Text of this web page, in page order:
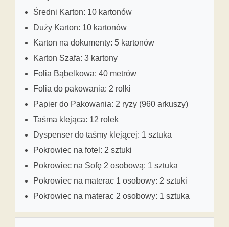
Średni Karton: 10 kartonów
Duży Karton: 10 kartonów
Karton na dokumenty: 5 kartonów
Karton Szafa: 3 kartony
Folia Bąbelkowa: 40 metrów
Folia do pakowania: 2 rolki
Papier do Pakowania: 2 ryzy (960 arkuszy)
Taśma klejąca: 12 rolek
Dyspenser do taśmy klejącej: 1 sztuka
Pokrowiec na fotel: 2 sztuki
Pokrowiec na Sofę 2 osobową: 1 sztuka
Pokrowiec na materac 1 osobowy: 2 sztuki
Pokrowiec na materac 2 osobowy: 1 sztuka